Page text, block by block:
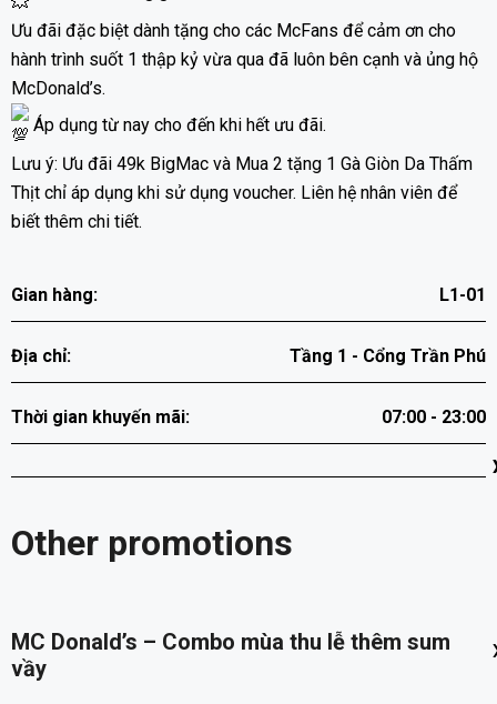
Ưu đãi đặc biệt dành tặng cho các McFans để cảm ơn cho
hành trình suốt 1 thập kỷ vừa qua đã luôn bên cạnh và ủng hộ
McDonald’s.
Áp dụng từ nay cho đến khi hết ưu đãi.
Lưu ý: Ưu đãi 49k BigMac và Mua 2 tặng 1 Gà Giòn Da Thấm
Thịt chỉ áp dụng khi sử dụng voucher. Liên hệ nhân viên để
biết thêm chi tiết.
Gian hàng: L1-01
Địa chỉ: Tầng 1 - Cổng Trần Phú
Thời gian khuyến mãi: 07:00 - 23:00
Other promotions
MC Donald’s – Combo mùa thu lễ thêm sum
vầy